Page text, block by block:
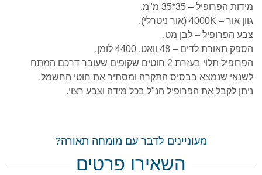
מידות הפרופיל – 35*35 מ"מ.
גוון אור – 4000K (אור ניטרלי).
צבע הפרופיל – לבן מט.
הספק תאורת לדים – 48 וואט, 4400 לומן.
הפרופיל תלוי בעזרת 2 חוטים שקופים שעובר דרכם המתח
לשנאי שנמצא בבסיס התקרה ומסתיר את חוטי החשמל.
ניתן לקבל את הפרופיל הנ"ל בכל מידה וצבע רצוי.
מעוניינים לדבר עם מומחה תאורה?
השאירו פרטים